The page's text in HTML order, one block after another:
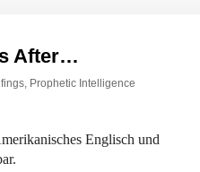
After…
, Prophetic Intelligence
Englisch und